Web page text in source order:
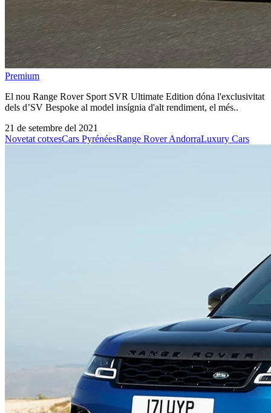
Premium
El nou Range Rover Sport SVR Ultimate Edition dóna l'exclusivitat
dels d’SV Bespoke al model insígnia d'alt rendiment, el més..
21 de setembre del 2021
Novetat cotxesCars PyrénéesRange Rover AndorraLuxury Cars